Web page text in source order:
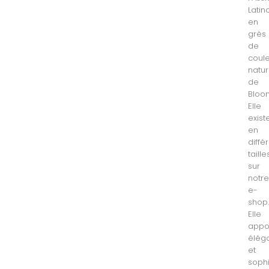
en
grès
de
de
Elle
en
sur
notre
e-
shop.
Elle
et